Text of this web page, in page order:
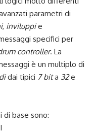
parametri di
, inviluppie
specifici per
controller. La
è un multiplo di
dai tipici 7 bita 32e
di base sono: